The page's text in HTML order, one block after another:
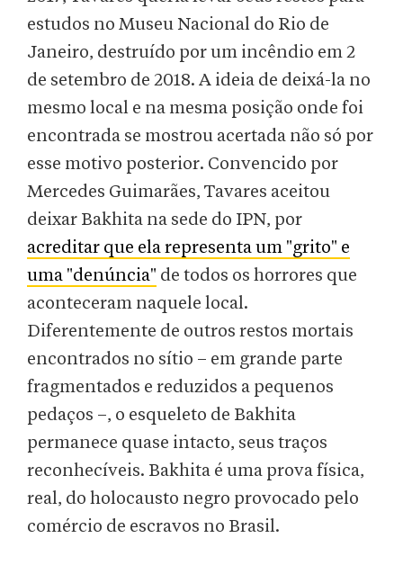
estudos no Museu Nacional do Rio de
Janeiro, destruído por um incêndio em 2
de setembro de 2018. A ideia de deixá-la no
mesmo local e na mesma posição onde foi
encontrada se mostrou acertada não só por
esse motivo posterior. Convencido por
Mercedes Guimarães, Tavares aceitou
deixar Bakhita na sede do IPN, por
acreditar que ela representa um "grito" e
uma "denúncia" de todos os horrores que
aconteceram naquele local.
Diferentemente de outros restos mortais
encontrados no sítio – em grande parte
fragmentados e reduzidos a pequenos
pedaços –, o esqueleto de Bakhita
permanece quase intacto, seus traços
reconhecíveis. Bakhita é uma prova física,
real, do holocausto negro provocado pelo
comércio de escravos no Brasil.